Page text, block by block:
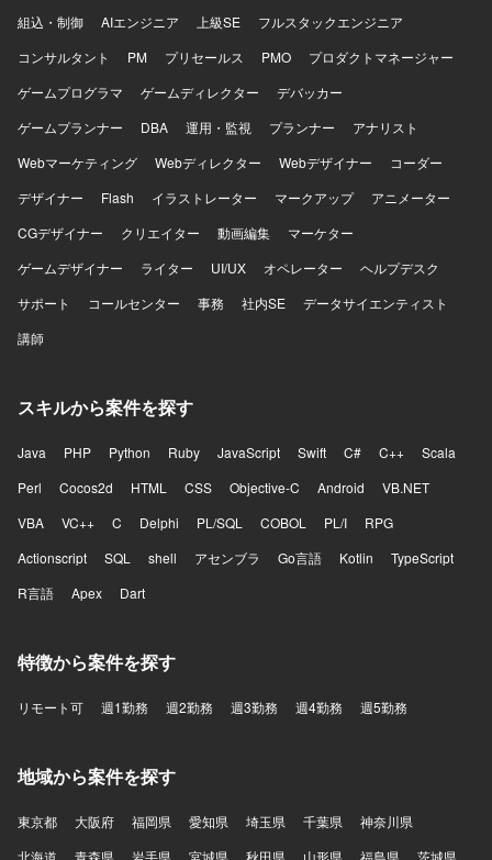
リプレースプロジェクトにおけるデータ移行環境で、SQL
を用いたデータ抽出・変換・ロードおよび検証を行いま
組込・制御
AIエンジニア 上級SE
フルスタックエンジニア
コンサルタント
PM プリセールス PMO
プロダクトマネージャー
ゲームプログラマ
ゲームディレクター
デバッカー
ゲームプランナー
DBA 運用・監視 プランナー
アナリスト
Webマーケティング
Webディレクター Webデザイナー
コーダー
デザイナー
Flash イラストレーター マークアップ
アニメーター
CGデザイナー
クリエイター 動画編集
マーケター
ゲームデザイナー
ライター UI/UX オペレーター
ヘルプデスク
サポート
コールセンター 事務 社内SE
データサイエンティスト
講師
スキルから案件を探す
Java PHP Python Ruby JavaScript Swift C# C++
Scala
Perl
Cocos2d HTML CSS Objective-C Android
VB.NET
VBA
VC++ C Delphi PL/SQL COBOL PL/I
RPG
Actionscript
SQL shell アセンブラ Go言語 Kotlin
TypeScript
R言語
Apex Dart
特徴から案件を探す
リモート可 週1勤務 週2勤務 週3勤務 週4勤務 週5勤務
地域から案件を探す
東京都 大阪府 福岡県 愛知県 埼玉県 千葉県
神奈川県
北海道
青森県 岩手県 宮城県 秋田県 山形県 福島県 茨城県